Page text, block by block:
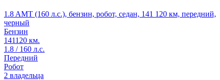
1.8 AMT (160 л.с.), бензин, робот, седан, 141 120 км, передний,
черный
Бензин
141120 км.
1.8 / 160 л.с.
Передний
Робот
2 владельца